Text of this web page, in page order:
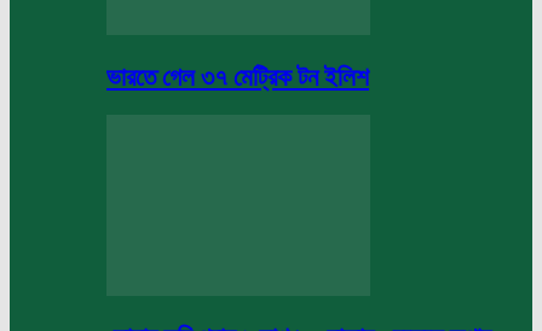
ভারতে গেল ৩৭ মেট্রিক টন ইলিশ